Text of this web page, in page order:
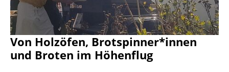
Von Holzöfen, Brotspinner*innen
und Broten im Höhenflug